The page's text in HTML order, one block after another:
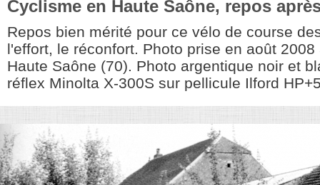
Cyclisme en Haute Saône, repos
Repos bien mérité pour ce vélo de course
l'effort, le réconfort. Photo prise en août
Haute Saône (70). Photo argentique noir et
réflex Minolta X-300S sur pellicule Ilford